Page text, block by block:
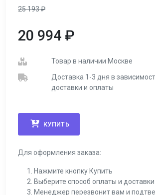
25 193₽
20 994 ₽
Товар в наличии Москве
Доставка 1-3 дня в
доставки и оплаты
КУПИТЬ
Для оформления заказа:
Нажмите кнопку Купить
Выберите способ оплаты и доставки
Менеджер перезвонит вам и